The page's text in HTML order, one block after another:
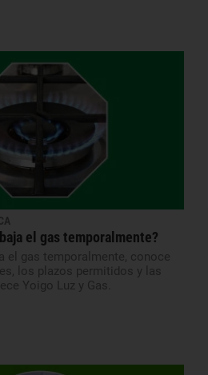
el gas temporalmente?
el gas temporalmente, conoce
los plazos permitidos y las
Yoigo Luz y Gas.